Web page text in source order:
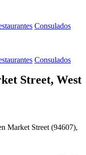
Consulados
Consulados
Street, West
Market Street (94607),